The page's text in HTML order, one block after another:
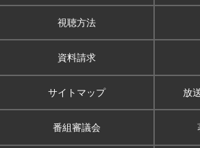
視聴方法
資料請求
サイトマップ 放
番組審議会